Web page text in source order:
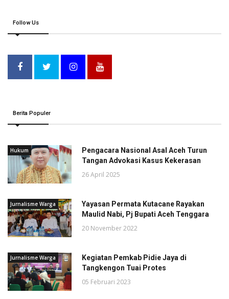
Follow Us
Berita Populer
Hukum
Pengacara Nasional Asal Aceh Turun
Tangan Advokasi Kasus Kekerasan
26 April 2025
Jurnalisme Warga
Yayasan Permata Kutacane Rayakan
Maulid Nabi, Pj Bupati Aceh Tenggara
20 November 2022
Jurnalisme Warga
Kegiatan Pemkab Pidie Jaya di
Tangkengon Tuai Protes
05 Februari 2023